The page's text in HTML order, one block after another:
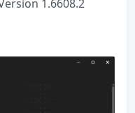
1.6608.2